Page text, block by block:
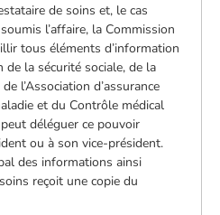
de soins et, le cas
l’affaire, la Commission
tous éléments d’information
la sécurité sociale, de la
l’Association d’assurance
et du Contrôle médical
déléguer ce pouvoir
ou à son vice-président.
des informations ainsi
reçoit une copie du